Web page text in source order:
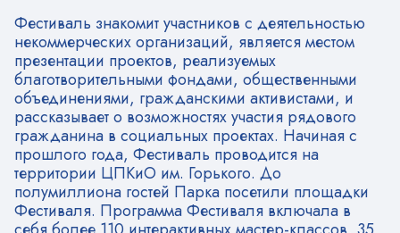
Фестиваль знакомит участников с деятельностью
некоммерческих организаций, является местом
презентации проектов, реализуемых
благотворительными фондами, общественными
объединениями, гражданскими активистами, и
рассказывает о возможностях участия рядового
гражданина в социальных проектах. Начиная с
прошлого года, Фестиваль проводится на
территории ЦПКиО им. Горького. До
полумиллиона гостей Парка посетили площадки
Фестиваля. Программа Фестиваля включала в